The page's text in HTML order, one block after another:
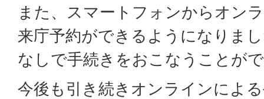
また、スマートフォンからオン
来庁予約ができるようになりま
なしで手続きをおこなうことが
今後も引き続きオンラインによ